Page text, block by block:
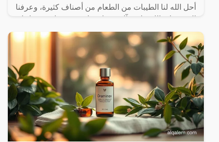
أحل الله لنا الطيبات من الطعام من أصناف كثيرة، وعرفنا
النبي صلى الله عليه وآله وسـلم على بعض ما حرم علينا،
ولكن يثير البعض من حين لآخر بعض المعلومات الغير